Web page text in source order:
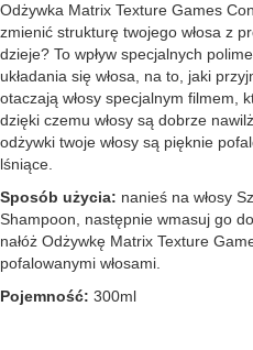
Odżywka Matrix Texture Games
zmienić strukturę twojego włosa z
dzieje? To wpływ specjalnych
układania się włosa, na to, jaki
otaczają włosy specjalnym filmem,
dzięki czemu włosy są dobrze
odżywki twoje włosy są pięknie
lśniące.
Sposób użycia: nanieś na włosy
Shampoon, następnie wmasuj go
nałóż Odżywkę Matrix Texture
pofalowanymi włosami.
Pojemność: 300ml